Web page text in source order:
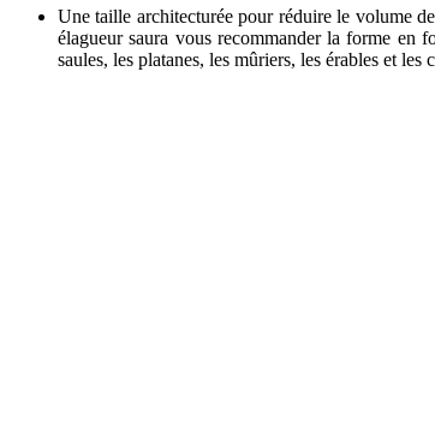
Une taille architecturée pour réduire le volume
élagueur saura vous recommander la forme en
saules, les platanes, les mûriers, les érables et les